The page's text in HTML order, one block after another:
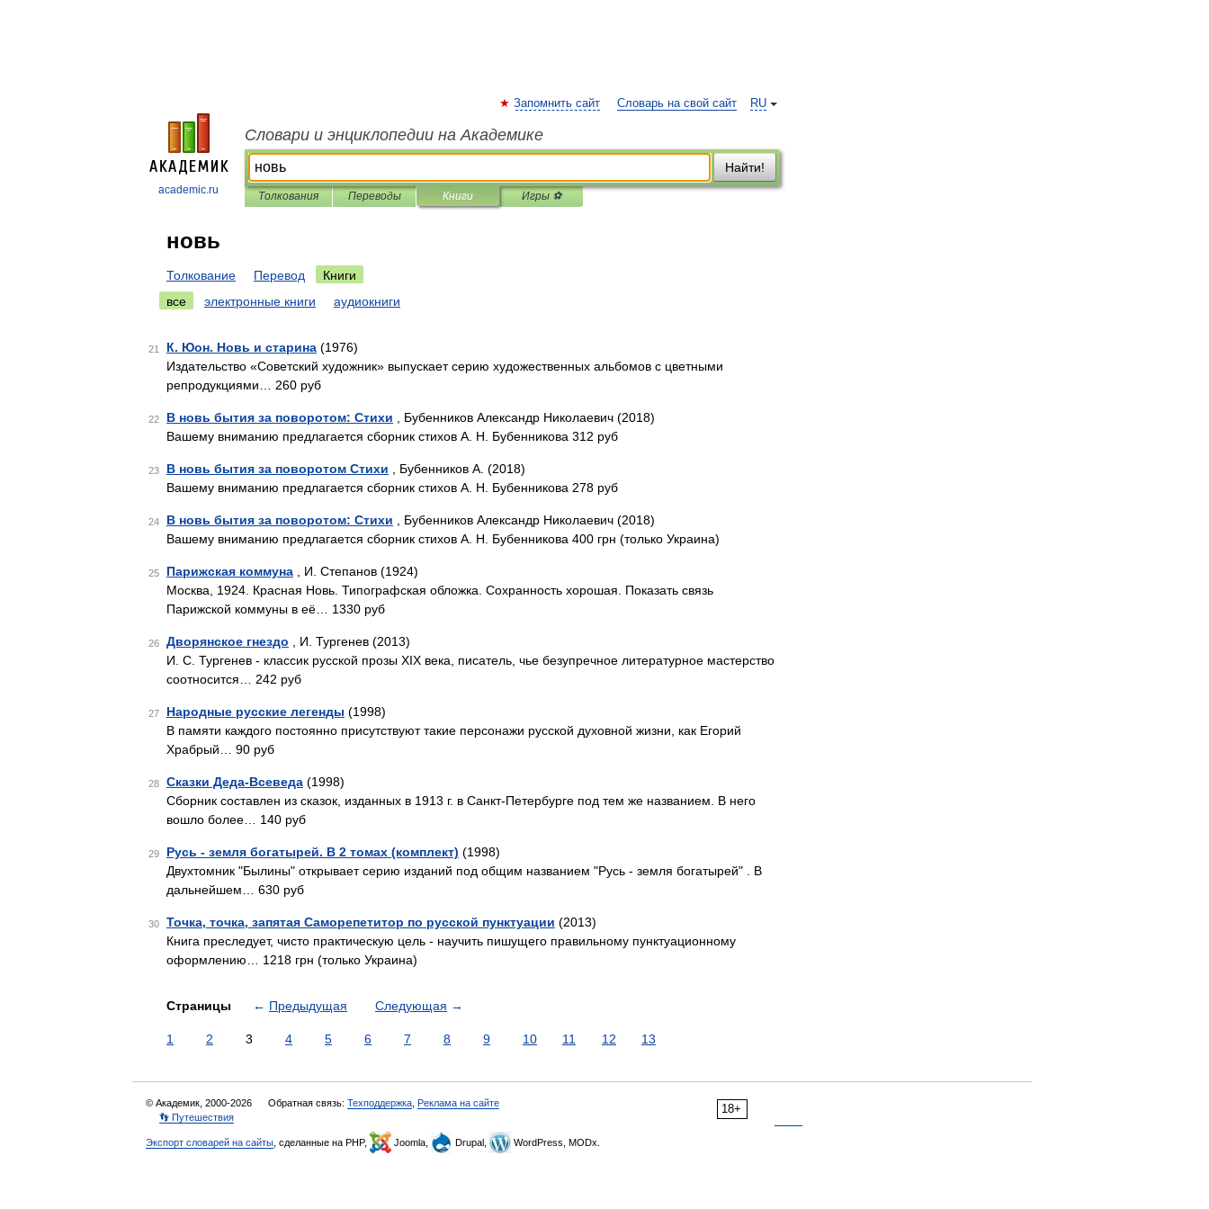
academic.ru
RU
Запомнить сайт Словарь на свой сайт
Словари и энциклопедии на Академике
Найти!
Толкования Переводы Книги Игры ⚽
новь
Толкование Перевод
Книги
все
электронные книги аудиокниги
21 К. Юон. Новь и старина (1976)
Издательство «Советский художник» выпу­скает серию художественных альбомов с цвет­ными
репродукциями… 260 руб
22 В новь бытия за поворотом: Стихи , Бубенников Александр Николаевич (2018)
Вашему вниманию предлагается сборник стихов А. Н. Бубенникова 312 руб
23 В новь бытия за поворотом Стихи , Бубенников А. (2018)
Вашему вниманию предлагается сборник стихов А. Н. Бубенникова 278 руб
24 В новь бытия за поворотом: Стихи , Бубенников Александр Николаевич (2018)
Вашему вниманию предлагается сборник стихов А. Н. Бубенникова 400 грн (только Украина)
25 Парижская коммуна , И. Степанов (1924)
Москва, 1924. Красная Новь. Типографская обложка. Сохранность хорошая. Показать связь
Парижской коммуны в её… 1330 руб
26 Дворянское гнездо , И. Тургенев (2013)
И. С. Тургенев - классик русской прозы XIX века, писатель, чье безупречное литературное мастерство
соотносится… 242 руб
27 Народные русские легенды (1998)
В памяти каждого постоянно присутствуют такие персонажи русской духовной жизни, как Егорий
Храбрый… 90 руб
28 Сказки Деда-Всеведа (1998)
Сборник составлен из сказок, изданных в 1913 г. в Санкт-Петербурге под тем же названием. В него
вошло более… 140 руб
29 Русь - земля богатырей. В 2 томах (комплект) (1998)
Двухтомник "Былины" открывает серию изданий под общим названием "Русь - земля богатырей" . В
дальнейшем… 630 руб
30 Точка, точка, запятая Саморепетитор по русской пунктуации (2013)
Книга преследует, чисто практическую цель - научить пишущего правильному пунктуационному
оформлению… 1218 грн (только Украина)
Страницы ← Предыдущая Следующая →
1 2 3 4 5 6 7 8 9 10 11 12 13
18+
© Академик, 2000-2026 Обратная связь: Техподдержка Реклама на сайте
👣 Путешествия
Экспорт словарей на сайты , сделанные на PHP, Joomla, Drupal, WordPress, MODx.